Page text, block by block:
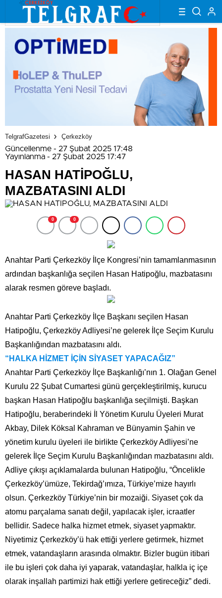
TelgrafGazetesi Çerkezköy
Güncellenme - 27 Şubat 2025 17:48
Yayınlanma - 27 Şubat 2025 17:47
HASAN HATİPOĞLU,
MAZBATASINI ALDI
0 0
Anahtar Parti Çerkezköy İlçe Kongresi’nin tamamlanmasının
ardından başkanlığa seçilen Hasan Hatipoğlu, mazbatasını
alarak resmen göreve başladı.
Anahtar Parti Çerkezköy İlçe Başkanı seçilen Hasan
Hatipoğlu, Çerkezköy Adliyesi’ne gelerek İlçe Seçim Kurulu
Başkanlığından mazbatasını aldı.
“HALKA HİZMET İÇİN SİYASET YAPACAĞIZ”
Anahtar Parti Çerkezköy İlçe Başkanlığı’nın 1. Olağan Genel
Kurulu 22 Şubat Cumartesi günü gerçekleştirilmiş, kurucu
başkan Hasan Hatipoğlu başkanlığa seçilmişti. Başkan
Hatipoğlu, beraberindeki İl Yönetim Kurulu Üyeleri Murat
Akbay, Dilek Köksal Kahraman ve Bünyamin Şahin ve
yönetim kurulu üyeleri ile birlikte Çerkezköy Adliyesi’ne
gelerek İlçe Seçim Kurulu Başkanlığından mazbatasını aldı.
Adliye çıkışı açıklamalarda bulunan Hatipoğlu, “Öncelikle
Çerkezköy’ümüze, Tekirdağ’ımıza, Türkiye’mize hayırlı
olsun. Çerkezköy Türkiye’nin bir mozaiği. Siyaset çok da
atomu parçalama sanatı değil, yapılacak işler, icraatler
bellidir. Sadece halka hizmet etmek, siyaset yapmaktır.
Niyetimiz Çerkezköy’ü hak ettiği yerlere getirmek, hizmet
etmek, vatandaşların arasında olmaktır. Bizler bugün itibari
ile bu işleri çok daha iyi yaparak, vatandaşlar, halkla iç içe
olarak inşallah partimizi hak ettiği yerlere getireceğiz” dedi.